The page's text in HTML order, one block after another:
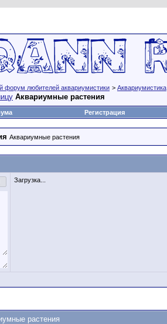
форум любителей аквариумистики > Аквариумистика
Аквариумные растения
Регистрация
Аквариумные растения
Загрузка...
растения